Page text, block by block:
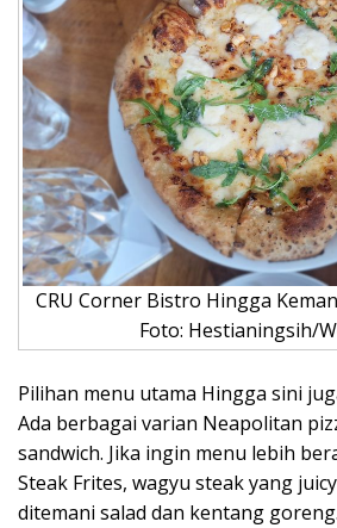
CRU Corner Bistro Hingga
Foto: Hestianingsih/
Pilihan menu utama Hingga sini
Ada berbagai varian Neapolitan
sandwich. Jika ingin menu lebih
Steak Frites, wagyu steak yang
ditemani salad dan kentang